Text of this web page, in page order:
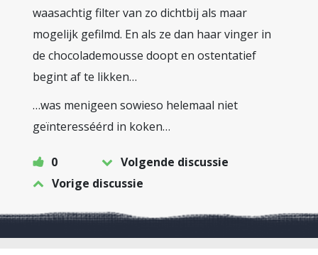
waasachtig filter van zo dichtbij als maar
mogelijk gefilmd. En als ze dan haar vinger in
de chocolademousse doopt en ostentatief
begint af te likken…
…was menigeen sowieso helemaal niet
geïnteresséérd in koken…
0
Volgende discussie
Vorige discussie